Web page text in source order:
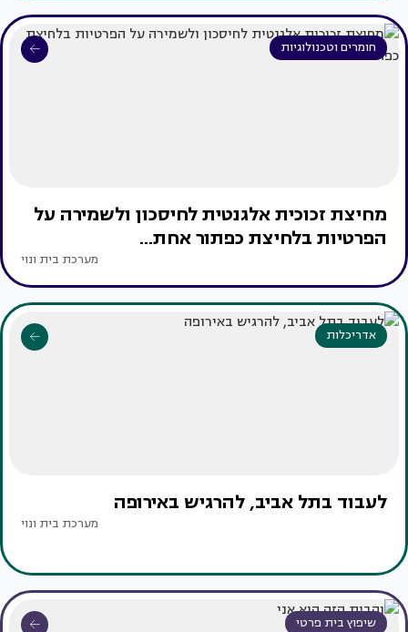
חומרים וטכנולוגיות
מחיצת זכוכית אלגנטית לחיסכון ולשמירה על
הפרטיות בלחיצת כפתור אחת...
מערכת בית ונוי
אדריכלות
לעבוד בתל אביב, להרגיש באירופה
מערכת בית ונוי
שיפוץ בית פרטי